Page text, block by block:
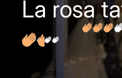
La rosa
Opinions